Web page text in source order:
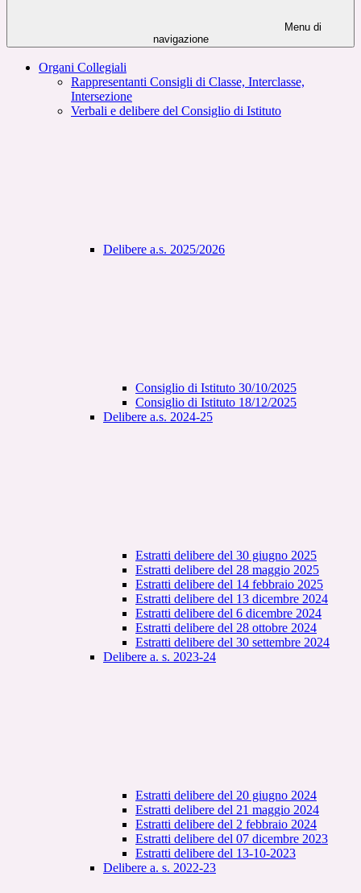
Menu di
navigazione
Organi Collegiali
Rappresentanti Consigli di Classe, Interclasse,
Intersezione
Verbali e delibere del Consiglio di Istituto
Delibere a.s. 2025/2026
Consiglio di Istituto 30/10/2025
Consiglio di Istituto 18/12/2025
Delibere a.s. 2024-25
Estratti delibere del 30 giugno 2025
Estratti delibere del 28 maggio 2025
Estratti delibere del 14 febbraio 2025
Estratti delibere del 13 dicembre 2024
Estratti delibere del 6 dicembre 2024
Estratti delibere del 28 ottobre 2024
Estratti delibere del 30 settembre 2024
Delibere a. s. 2023-24
Estratti delibere del 20 giugno 2024
Estratti delibere del 21 maggio 2024
Estratti delibere del 2 febbraio 2024
Estratti delibere del 07 dicembre 2023
Estratti delibere del 13-10-2023
Delibere a. s. 2022-23